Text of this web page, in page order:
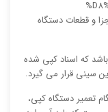
که اسناد کپی شده
سینی قرار می گیرد.
تعمیر دستگاه کپی،